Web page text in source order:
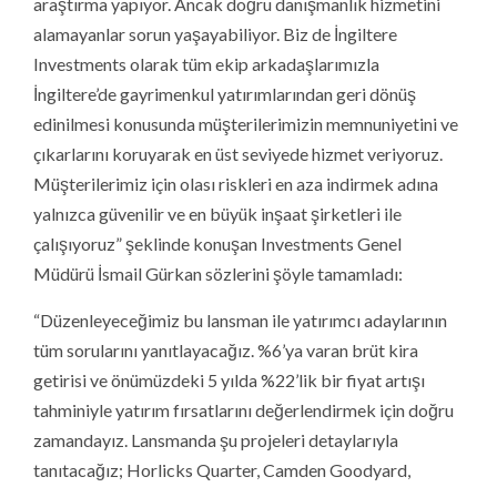
alamayanlar sorun yaşayabiliyor. Biz de İngiltere
Investments olarak tüm ekip arkadaşlarımızla
İngiltere’de gayrimenkul yatırımlarından geri dönüş
edinilmesi konusunda müşterilerimizin memnuniyetini ve
çıkarlarını koruyarak en üst seviyede hizmet veriyoruz.
Müşterilerimiz için olası riskleri en aza indirmek adına
yalnızca güvenilir ve en büyük inşaat şirketleri ile
çalışıyoruz” şeklinde konuşan Investments Genel
Müdürü İsmail Gürkan sözlerini şöyle tamamladı:
“Düzenleyeceğimiz bu lansman ile yatırımcı adaylarının
tüm sorularını yanıtlayacağız. %6’ya varan brüt kira
getirisi ve önümüzdeki 5 yılda %22’lik bir fiyat artışı
tahminiyle yatırım fırsatlarını değerlendirmek için doğru
zamandayız. Lansmanda şu projeleri detaylarıyla
tanıtacağız; Horlicks Quarter, Camden Goodyard,